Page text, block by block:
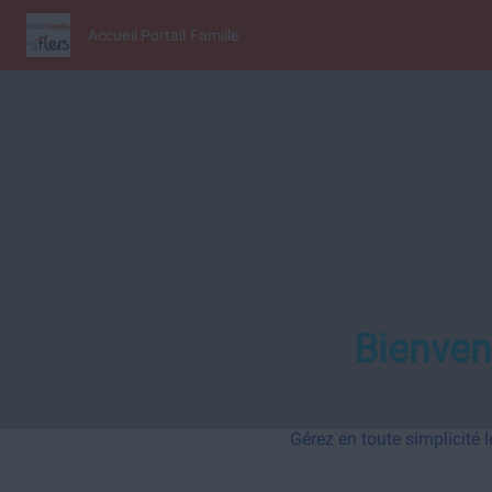
Accueil Portail Famille
Gérez en toute simplicité